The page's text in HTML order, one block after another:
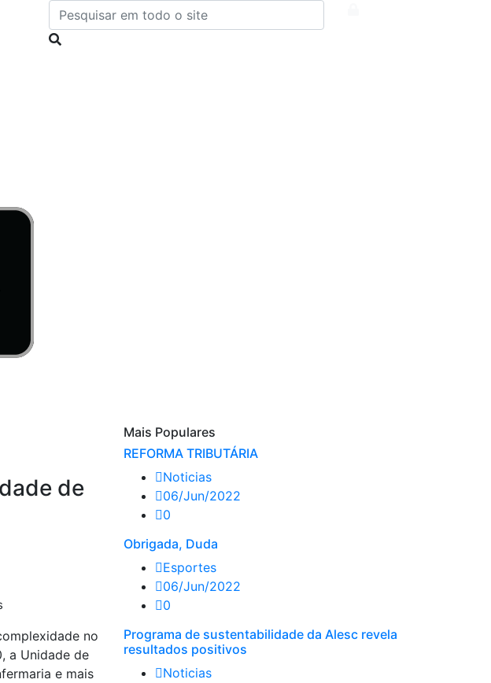
de
no
a Unidade de
e mais
Mais Populares
REFORMA TRIBUTÁRIA
Noticias
06/Jun/2022
0
Obrigada, Duda
Esportes
06/Jun/2022
0
Programa de sustentabilidade da Alesc revela
resultados positivos
Noticias